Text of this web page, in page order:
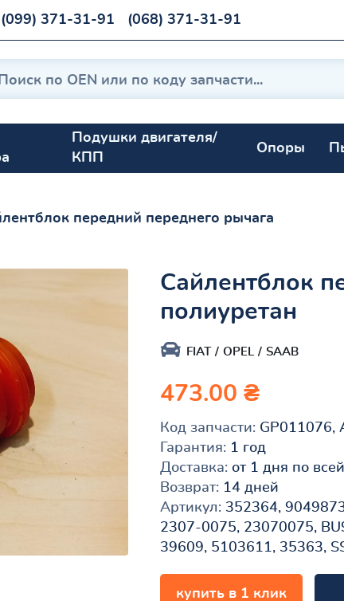
(099) 371-31-91 (068) 371-31-91
Подушки двигателя/
КПП
Опоры
передний переднего рычага
Сайлентблок
полиуретан
FIAT OPEL SAAB
473.00 ₴
Код запчасти: GP011076,
Гарантия: 1 год
Доставка: от 1 дня по
Возврат: 14 дней
Артикул: 352364,
2307-0075, 23070075,
39609, 5103611, 35363,
купить в 1 клик